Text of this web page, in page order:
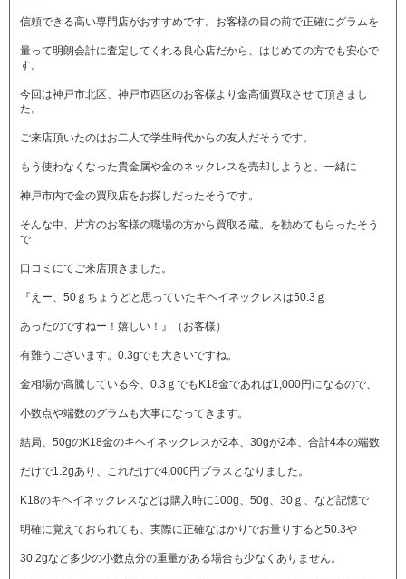
信頼できる高い専門店がおすすめです。お客様の目の前で正確にグラムを
量って明朗会計に査定してくれる良心店だから、はじめての方でも安心で
す。
今回は神戸市北区、神戸市西区のお客様より金高価買取させて頂きまし
た。
ご来店頂いたのはお二人で学生時代からの友人だそうです。
もう使わなくなった貴金属や金のネックレスを売却しようと、一緒に
神戸市内で金の買取店をお探しだったそうです。
そんな中、片方のお客様の職場の方から買取る蔵。を勧めてもらったそう
で
口コミにてご来店頂きました。
『えー、50ｇちょうどと思っていたキヘイネックレスは50.3ｇ
あったのですねー！嬉しい！』（お客様）
有難うございます。0.3gでも大きいですね。
金相場が高騰している今、0.3ｇでもK18金であれば1,000円になるので、
小数点や端数のグラムも大事になってきます。
結局、50gのK18金のキヘイネックレスが2本、30gが2本、合計4本の端数
だけで1.2gあり、これだけで4,000円プラスとなりました。
K18のキヘイネックレスなどは購入時に100g、50g、30ｇ、など記憶で
明確に覚えておられても、実際に正確なはかりでお量りすると50.3や
30.2gなど多少の小数点分の重量がある場合も少なくありません。